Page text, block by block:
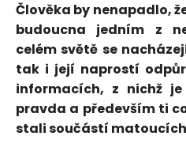
Člověka by nenapadlo,
budoucna jedním z
celém světě se
tak i její naprostí
informacích, z nichž
pravda a především ti
stali součástí